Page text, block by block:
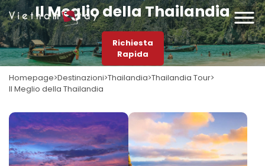
Il Meglio della Thailandia
Richiesta
Rapida
Homepage Destinazioni Thailandia Thailandia Tour
Il Meglio della Thailandia